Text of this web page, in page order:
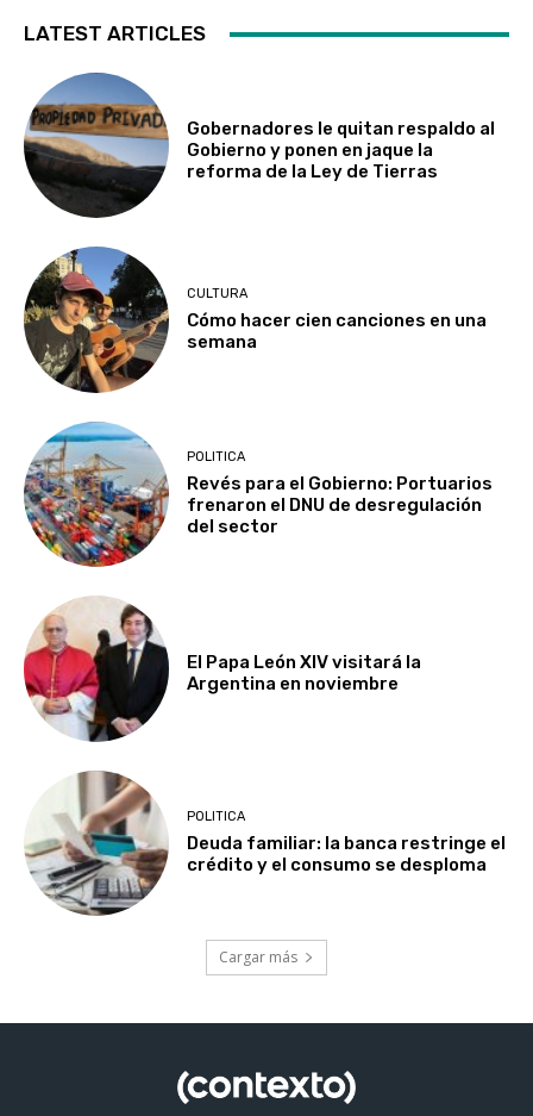
LATEST ARTICLES
Gobernadores le quitan respaldo al
Gobierno y ponen en jaque la
reforma de la Ley de Tierras
CULTURA
Cómo hacer cien canciones en una
semana
POLITICA
Revés para el Gobierno: Portuarios
frenaron el DNU de desregulación
del sector
El Papa León XIV visitará la
Argentina en noviembre
POLITICA
Deuda familiar: la banca restringe el
crédito y el consumo se desploma
Cargar más